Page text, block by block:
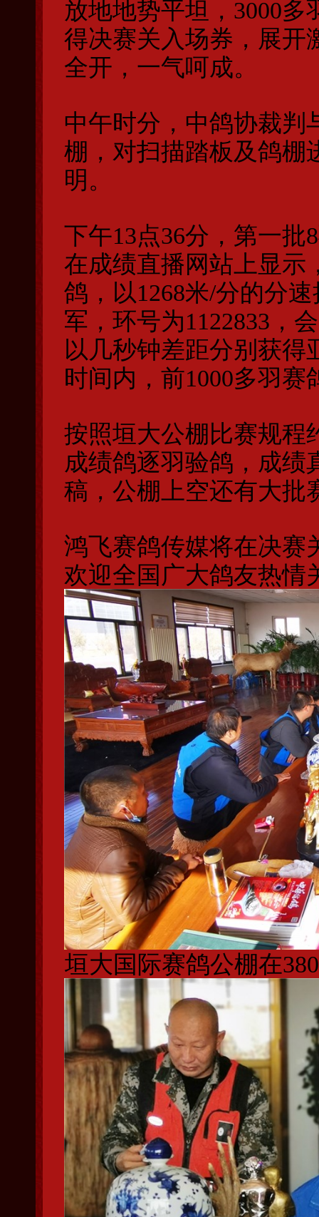
放地地势平坦，3000
得决赛关入场券，展开
全开，一气呵成。
中午时分，中鸽协裁判
棚，对扫描踏板及鸽棚
明。
下午13点36分，第一
在成绩直播网站上显示
鸽，以1268米/分的分
军，环号为1122833，
以几秒钟差距分别获得
时间内，前1000多羽赛
按照垣大公棚比赛规程
成绩鸽逐羽验鸽，成绩
稿，公棚上空还有大批
鸿飞赛鸽传媒将在决赛
欢迎全国广大鸽友热情
垣大国际赛鸽公棚在